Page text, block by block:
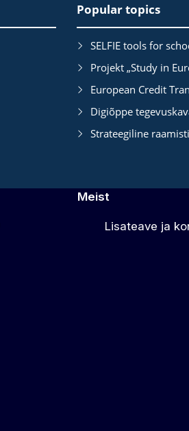
Popular topics
SELFIE tools for
Projekt „Study in
European Credit
Digiõppe
Strateegiline
Meist
Lisateave ja